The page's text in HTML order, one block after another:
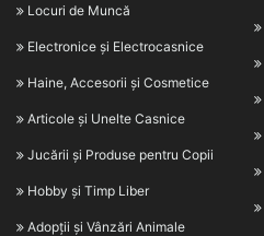
Locuri de Muncă
Electronice și Electrocasnice
Haine, Accesorii și Cosmetice
Articole și Unelte Casnice
Jucării și Produse pentru Copii
Hobby și Timp Liber
Adopții și Vânzări Animale